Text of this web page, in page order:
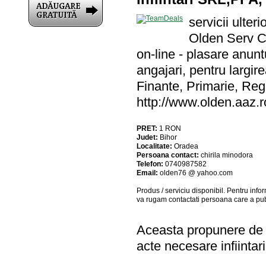
servicii
Olden Serv
on-line - plasare
angajari, pentru
Finante, Primarie,
http://
PRET: 1 RON
Judet: Bihor
Localitate: Oradea
Persoana contact: chirila minodora
Telefon: 0740987582
Email: olden76 @ yahoo.com
Produs / serviciu disponibil . Pentru
va rugam contactati persoana care a
Aceasta propunere
acte necesare